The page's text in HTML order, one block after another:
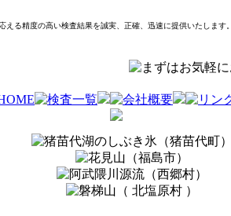
る精度の高い検査結果を誠実、正確、迅速に提供いたします。